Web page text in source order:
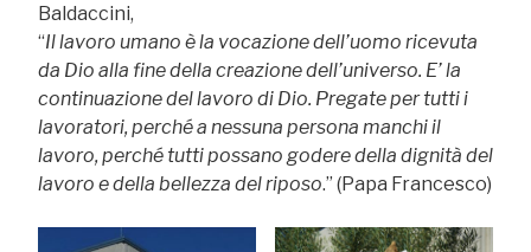
Baldaccini,
“Il lavoro umano è la vocazione dell’uomo ricevuta
da Dio alla fine della creazione dell’universo. E’ la
continuazione del lavoro di Dio. Pregate per tutti i
lavoratori, perché a nessuna persona manchi il
lavoro, perché tutti possano godere della dignità del
lavoro e della bellezza del riposo.” (Papa Francesco)